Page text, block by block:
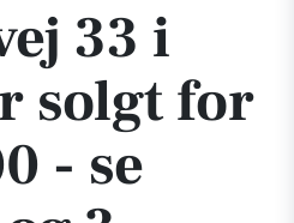
33 i
solgt for
- se